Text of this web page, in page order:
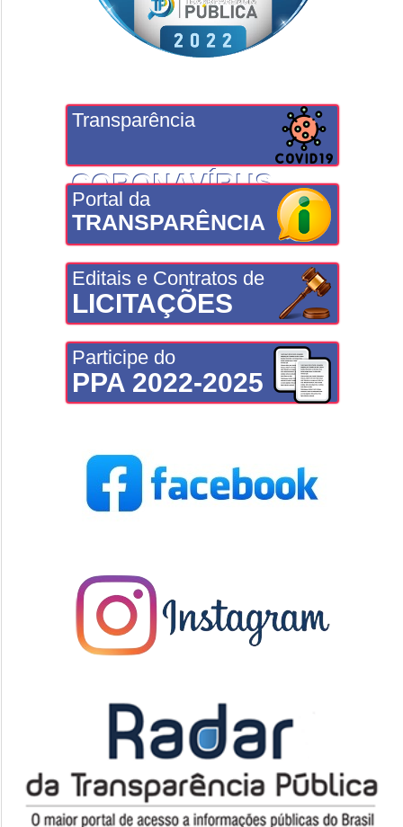
Transparência
CORONAVÍRUS
Portal da
TRANSPARÊNCIA
Editais e Contratos de
LICITAÇÕES
Participe do
PPA 2022-2025